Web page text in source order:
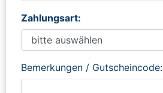
Zahlungsart:
Bemerkungen / Gutscheincode: